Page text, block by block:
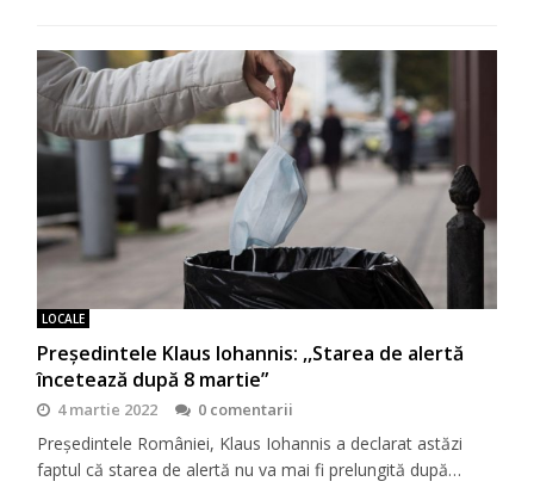
LOCALE
Președintele Klaus Iohannis: ,,Starea de alertă
încetează după 8 martie”
4 martie 2022 0 comentarii
Președintele României, Klaus Iohannis a declarat astăzi
faptul că starea de alertă nu va mai fi prelungită după…